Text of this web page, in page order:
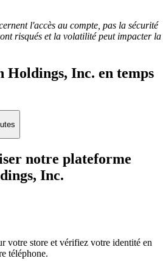
l'accès au compte, pas la sécurité
risqués et la volatilité peut impacter la
Inc. en temps
notre plateforme
Inc.
votre store et vérifiez votre identité en
téléphone.